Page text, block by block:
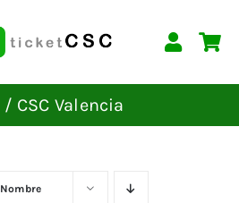
CSC Valencia
Nombre